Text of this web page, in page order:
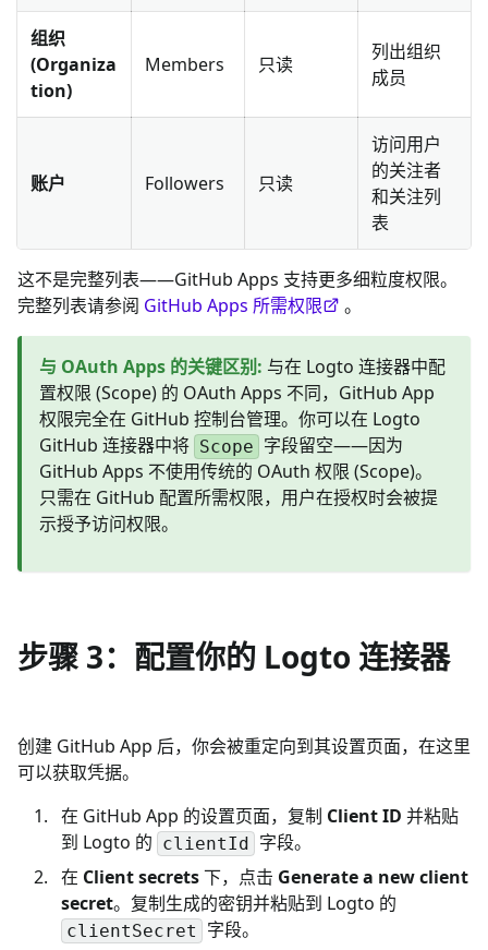
组织
(Organiza
tion)
Members 只读
列出组织
成员
账户 Followers 只读
访问用户
的关注者
和关注列
表
这不是完整列表——GitHub Apps 支持更多细粒度权限。
完整列表请参阅 GitHub Apps 所需权限 。
与 OAuth Apps 的关键区别 : 与在 Logto 连接器中配
置权限 (Scope) 的 OAuth Apps 不同，GitHub App
权限完全在 GitHub 控制台管理。你可以在 Logto
GitHub 连接器中将 Scope 字段留空——因为
GitHub Apps 不使用传统的 OAuth 权限 (Scope)。
只需在 GitHub 配置所需权限，用户在授权时会被提
示授予访问权限。
步骤 3：配置你的 Logto 连接器
创建 GitHub App 后，你会被重定向到其设置页面，在这里
可以获取凭据。
在 GitHub App 的设置页面，复制 Client ID 并粘贴
到 Logto 的 clientId 字段。
在 Client secrets下，点击 Generate a new client
secret。复制生成的密钥并粘贴到 Logto 的
clientSecret
字段。